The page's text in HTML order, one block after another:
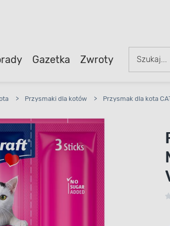
Gazetka Zwroty
> Przysmaki dla kotów > Przysmak dla kota